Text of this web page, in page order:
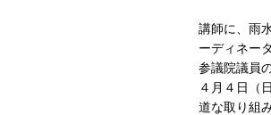
講師に、雨
ーディネー
参議院議員
４月４日（
道な取り組